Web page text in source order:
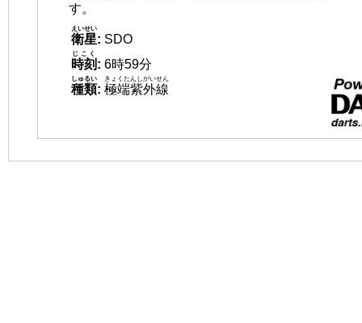
す。
衛星
えいせい
: SDO
時刻
じこく
: 6時59分
種類
しゅるい
: 極端紫外線
きょくたんしがいせん